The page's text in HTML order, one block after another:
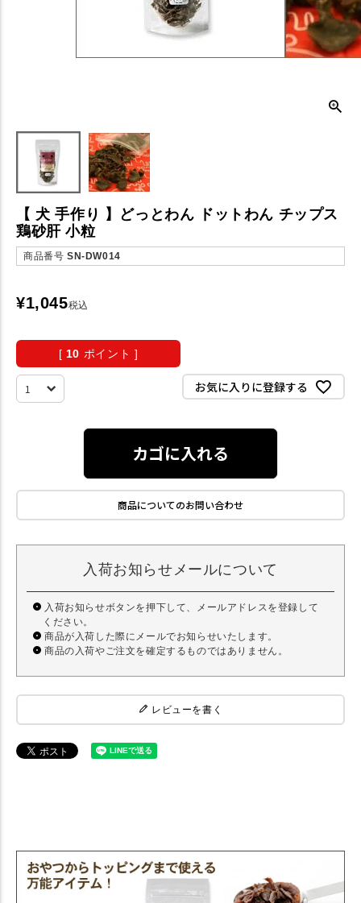
【 犬 手作り 】どっとわん ドットわん チップス
鶏砂肝 小粒
商品番号 SN-DW014
¥1,045税込
[ 10 ポイント ]
お気に入りに登録する
カゴに入れる
商品についてのお問い合わせ
入荷お知らせメールについて
入荷お知らせボタンを押下して、メールアドレスを登録して
ください。
商品が入荷した際にメールでお知らせいたします。
商品の入荷やご注文を確定するものではありません。
レビューを書く